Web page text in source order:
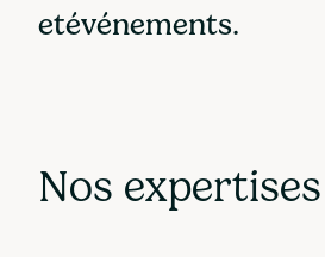
etévénements.
Nos expertises